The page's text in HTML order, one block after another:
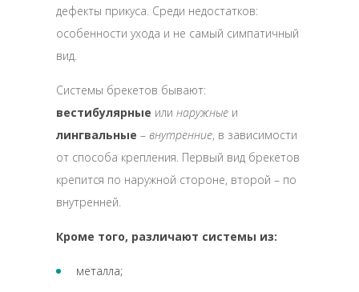
дефекты прикуса. Среди недостатков:
особенности ухода и не самый симпатичный
вид.
Системы брекетов бывают:
вестибулярные или наружные и
лингвальные – внутренние, в зависимости
от способа крепления. Первый вид брекетов
крепится по наружной стороне, второй – по
внутренней.
Кроме того, различают системы из:
металла;